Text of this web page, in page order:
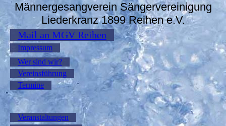
Männergesangverein Sängervereinigung
Liederkranz 1899 Reihen e.V.
Mail an MGV Reihen
Impressum
Wer sind wir?
Vereinsführung
Termine
Veranstaltungen